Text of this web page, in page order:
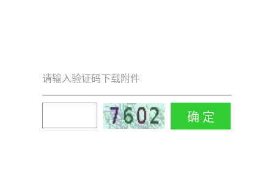
请输入验证码下载附件